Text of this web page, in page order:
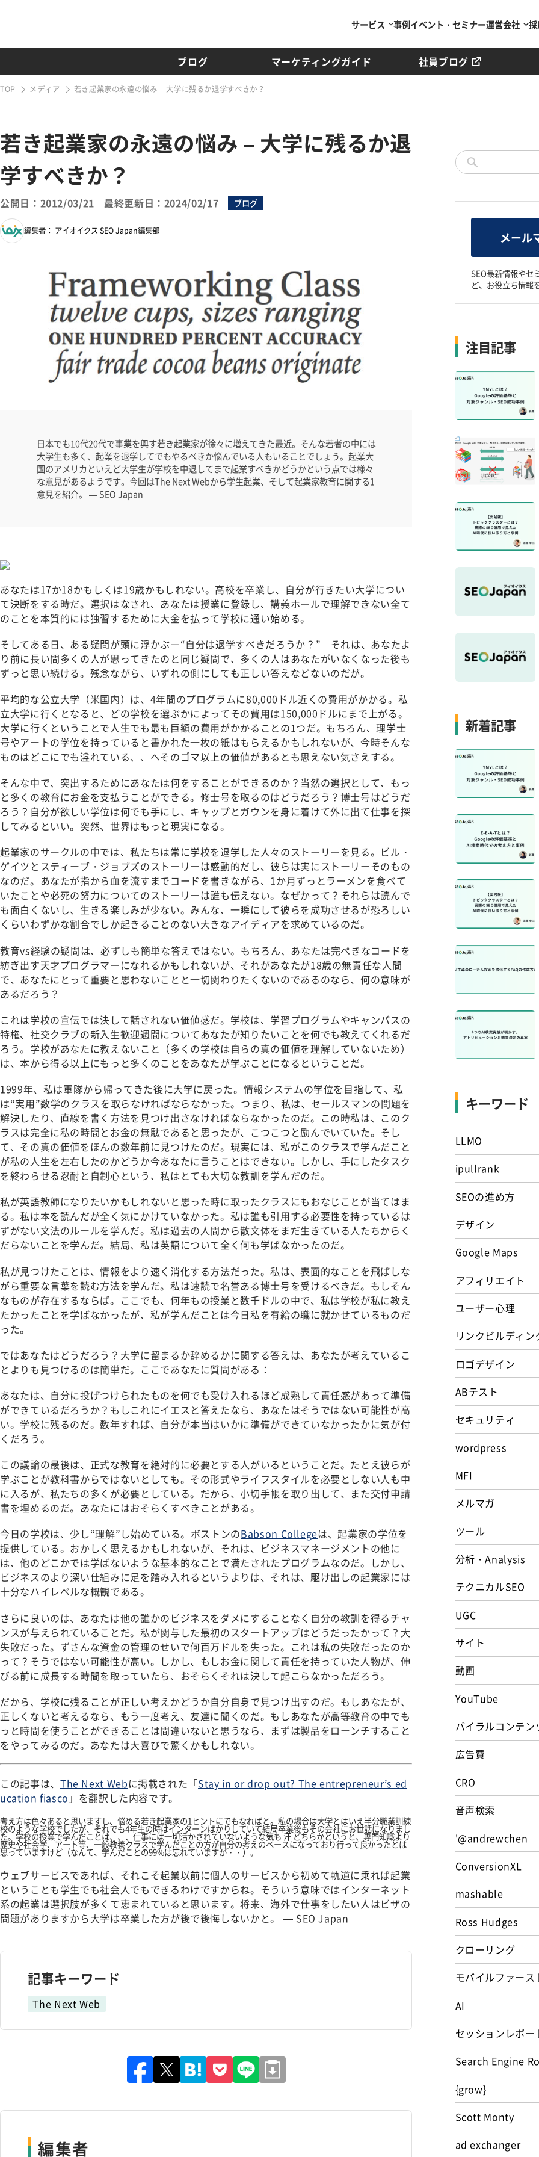
ブログ マーケティングガイド 社員ブログ
サービス 事例イベント・セミナー運営会社
TOP メディア 若き起業家の永遠の悩み – 大学に残るか退学すべきか？
若き起業家の永遠の悩み – 大学に残るか退
学すべきか？
公開日：2012/03/21 最終更新日：2024/02/17 ブログ
編集者： アイオイクス SEO Japan編集部
日本でも10代20代で事業を興す若き起業家が徐々に増えてきた最近。そんな若者の中には
大学生も多く、起業を退学してでもやるべきか悩んでいる人もいることでしょう。起業大
国のアメリカといえど大学生が学校を中退してまで起業すべきかどうかという点では様々
な意見があるようです。今回はThe Next Webから学生起業、そして起業家教育に関する1
意見を紹介。 — SEO Japan
あなたは17か18かもしくは19歳かもしれない。高校を卒業し、自分が行きたい大学につい
て決断をする時だ。選択はなされ、あなたは授業に登録し、講義ホールで理解できない全て
のことを本質的には独習するために大金を払って学校に通い始める。
そしてある日、ある疑問が頭に浮かぶ―“自分は退学すべきだろうか？” それは、あなたよ
り前に長い間多くの人が思ってきたのと同じ疑問で、多くの人はあなたがいなくなった後も
ずっと思い続ける。残念ながら、いずれの側にしても正しい答えなどないのだが。
平均的な公立大学（米国内）は、4年間のプログラムに80,000ドル近くの費用がかかる。私
立大学に行くとなると、どの学校を選ぶかによってその費用は150,000ドルにまで上がる。
大学に行くということで人生でも最も巨額の費用がかかることの1つだ。もちろん、理学士
号やアートの学位を持っていると書かれた一枚の紙はもらえるかもしれないが、今時そんな
ものはどこにでも溢れている、、へそのゴマ以上の価値があるとも思えない気さえする。
そんな中で、突出するためにあなたは何をすることができるのか？当然の選択として、もっ
と多くの教育にお金を支払うことができる。修士号を取るのはどうだろう？博士号はどうだ
ろう？自分が欲しい学位は何でも手にし、キャップとガウンを身に着けて外に出て仕事を探
してみるといい。突然、世界はもっと現実になる。
起業家のサークルの中では、私たちは常に学校を退学した人々のストーリーを見る。ビル・
ゲイツとスティーブ・ジョブズのストーリーは感動的だし、彼らは実にストーリーそのもの
なのだ。あなたが指から血を流すまでコードを書きながら、1か月ずっとラーメンを食べて
いたことや必死の努力についてのストーリーは誰も伝えない。なぜかって？それらは読んで
も面白くないし、生きる楽しみが少ない。みんな、一瞬にして彼らを成功させるが恐ろしい
くらいわずかな割合でしか起きることのない大きなアイディアを求めているのだ。
教育vs経験の疑問は、必ずしも簡単な答えではない。もちろん、あなたは完ぺきなコードを
紡ぎ出す天才プログラマーになれるかもしれないが、それがあなたが18歳の無責任な人間
で、あなたにとって重要と思わないことと一切関わりたくないのであるのなら、何の意味が
あるだろう？
これは学校の宣伝では決して話されない価値感だ。学校は、学習プログラムやキャンパスの
特権、社交クラブの新入生歓迎週間についてあなたが知りたいことを何でも教えてくれるだ
ろう。学校があなたに教えないこと（多くの学校は自らの真の価値を理解していないため）
は、本から得る以上にもっと多くのことをあなたが学ぶことになるということだ。
1999年、私は軍隊から帰ってきた後に大学に戻った。情報システムの学位を目指して、私
は“実用”数学のクラスを取らなければならなかった。つまり、私は、セールスマンの問題を
解決したり、直線を書く方法を見つけ出さなければならなかったのだ。この時私は、このク
ラスは完全に私の時間とお金の無駄であると思ったが、こつこつと励んでいていた。そし
て、その真の価値をほんの数年前に見つけたのだ。現実には、私がこのクラスで学んだこと
が私の人生を左右したのかどうか今あなたに言うことはできない。しかし、手にしたタスク
を終わらせる忍耐と自制心という、私はとても大切な教訓を学んだのだ。
私が英語教師になりたいかもしれないと思った時に取ったクラスにもおなじことが当てはま
る。私は本を読んだが全く気にかけていなかった。私は誰も引用する必要性を持っているは
ずがない文法のルールを学んだ。私は過去の人間から散文体をまだ生きている人たちからく
だらないことを学んだ。結局、私は英語について全く何も学ばなかったのだ。
私が見つけたことは、情報をより速く消化する方法だった。私は、表面的なことを飛ばしな
がら重要な言葉を読む方法を学んだ。私は速読で名誉ある博士号を受けるべきだ。もしそん
なものが存在するならば。ここでも、何年もの授業と数千ドルの中で、私は学校が私に教え
たかったことを学ばなかったが、私が学んだことは今日私を有給の職に就かせているものだ
った。
ではあなたはどうだろう？大学に留まるか辞めるかに関する答えは、あなたが考えているこ
とよりも見つけるのは簡単だ。ここであなたに質問がある：
あなたは、自分に投げつけられたものを何でも受け入れるほど成熟して責任感があって準備
ができているだろうか？もしこれにイエスと答えたなら、あなたはそうではない可能性が高
い。学校に残るのだ。数年すれば、自分が本当はいかに準備ができていなかったかに気が付
くだろう。
この議論の最後は、正式な教育を絶対的に必要とする人がいるということだ。たとえ彼らが
学ぶことが教科書からではないとしても。その形式やライフスタイルを必要としない人も中
に入るが、私たちの多くが必要としている。だから、小切手帳を取り出して、また交付申請
書を埋めるのだ。あなたにはおそらくすべきことがある。
今日の学校は、少し“理解”し始めている。ボストンのBabson Collegeは、起業家の学位を
提供している。おかしく思えるかもしれないが、それは、ビジネスマネージメントの他に
は、他のどこかでは学ばないような基本的なことで満たされたプログラムなのだ。しかし、
ビジネスのより深い仕組みに足を踏み入れるというよりは、それは、駆け出しの起業家には
十分なハイレベルな概観である。
さらに良いのは、あなたは他の誰かのビジネスをダメにすることなく自分の教訓を得るチャ
ンスが与えられていることだ。私が関与した最初のスタートアップはどうだったかって？大
失敗だった。ずさんな資金の管理のせいで何百万ドルを失った。これは私の失敗だったのか
って？そうではない可能性が高い。しかし、もしお金に関して責任を持っていた人物が、伸
びる前に成長する時間を取っていたら、おそらくそれは決して起こらなかっただろう。
だから、学校に残ることが正しい考えかどうか自分自身で見つけ出すのだ。もしあなたが、
正しくないと考えるなら、もう一度考え、友達に聞くのだ。もしあなたが高等教育の中でも
っと時間を使うことができることは間違いないと思うなら、まずは製品をローンチすること
をやってみるのだ。あなたは大喜びで驚くかもしれない。
この記事は、 The Next Webに掲載された「Stay in or drop out? The entrepreneur’s ed
ucation fiasco 」を翻訳した内容です。
考え方は色々あると思いますし、悩める若き起業家の1ヒントにでもなればと。私の場合は大学とはいえ半分職業訓練
校のような学校でしたが、それでも4年生の時はインターンばかりしていて結局卒業後もその会社にお世話になりまし
た。学校の授業で学んだことは、、、仕事には一切活かされていないような気も 汗 どちらかというと、専門知識より
歴史や社会学、アート等、一般教養クラスで学んだことの方が自分の考えのベースになっており行って良かったとは
思っていますけど（なんて、学んだことの99%は忘れていますが・・）。
ウェブサービスであれば、それこそ起業以前に個人のサービスから初めて軌道に乗れば起業
ということも学生でも社会人でもできるわけですからね。そういう意味ではインターネット
系の起業は選択肢が多くて恵まれていると思います。将来、海外で仕事をしたい人はビザの
問題がありますから大学は卒業した方が後で後悔しないかと。 — SEO Japan
記事キーワード
The Next Web
編集者
メール
SEO最新情報やセ
ど、お役立ち情報
注目記事
新着記事
キーワード
LLMO
ipullrank
SEOの進め方
デザイン
Google Maps
アフィリエイト
ユーザー心理
リンクビルディン
ロゴデザイン
ABテスト
セキュリティ
wordpress
MFI
メルマガ
ツール
分析・Analysis
テクニカルSEO
UGC
サイト
動画
YouTube
バイラルコンテン
広告費
CRO
音声検索
'@andrewchen
ConversionXL
mashable
Ross Hudges
クローリング
モバイルファー
AI
セッションレポー
Search Engine
{grow}
Scott Monty
ad exchanger